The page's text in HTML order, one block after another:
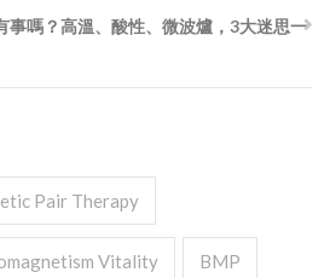
事嗎？高溫、酸性、微波爐，3大迷思一
Pair Therapy
Vitality BMP